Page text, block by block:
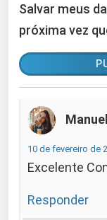
Salvar meus
próxima vez
10 de fevereiro de
Excelente
Responder